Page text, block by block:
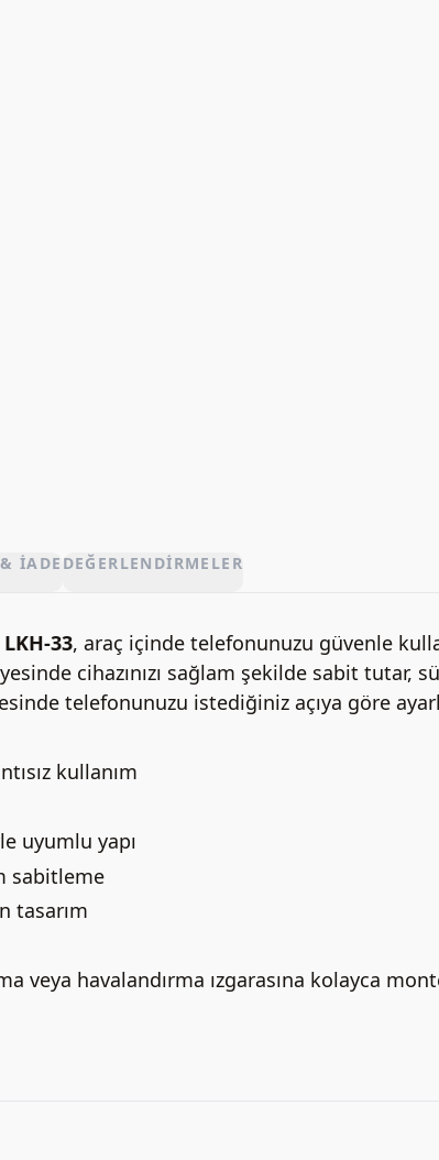
İADE DEĞERLENDIRMELER
33, araç içinde telefonunuzu güvenle
cihazınızı sağlam şekilde sabit tutar,
telefonunuzu istediğiniz açıya göre
kullanım
uyumlu yapı
sabitleme
tasarım
veya havalandırma ızgarasına kolayca